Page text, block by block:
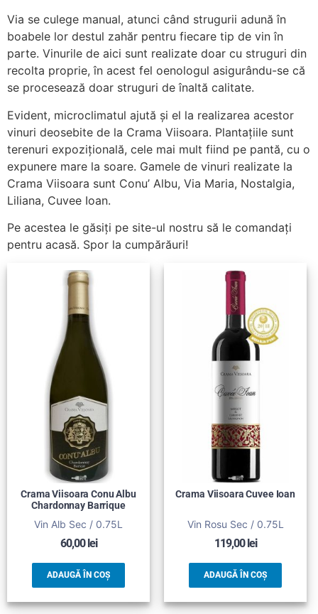
Via se culege manual, atunci când strugurii adună în
boabele lor destul zahăr pentru fiecare tip de vin în
parte. Vinurile de aici sunt realizate doar cu struguri din
recolta proprie, în acest fel oenologul asigurându-se că
se procesează doar struguri de înaltă calitate.
Evident, microclimatul ajută și el la realizarea acestor
vinuri deosebite de la Crama Viisoara. Plantațiile sunt
terenuri expozițională, cele mai mult fiind pe pantă, cu o
expunere mare la soare. Gamele de vinuri realizate la
Crama Viisoara sunt Conu’ Albu, Via Maria, Nostalgia,
Liliana, Cuvee Ioan.
Pe acestea le găsiți pe site-ul nostru să le comandați
pentru acasă. Spor la cumpărăuri!
Crama Viisoara Conu Albu
Chardonnay Barrique
Vin Alb Sec / 0.75L
60,00 lei
ADAUGĂ ÎN COȘ
Crama Viisoara Cuvee Ioan
Vin Rosu Sec / 0.75L
119,00 lei
ADAUGĂ ÎN COȘ